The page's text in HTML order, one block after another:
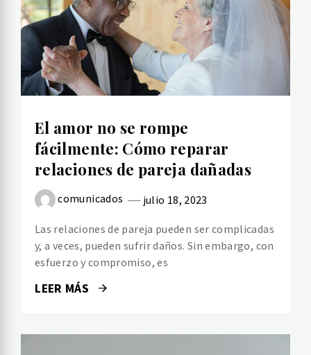
El amor no se rompe
fácilmente: Cómo reparar
relaciones de pareja dañadas
comunicados julio 18, 2023
Las relaciones de pareja pueden ser complicadas
y, a veces, pueden sufrir daños. Sin embargo, con
esfuerzo y compromiso, es
LEER MÁS